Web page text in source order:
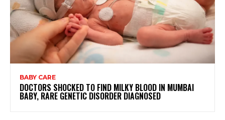
BABY CARE
DOCTORS SHOCKED TO FIND MILKY BLOOD IN MUMBAI
BABY, RARE GENETIC DISORDER DIAGNOSED